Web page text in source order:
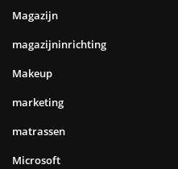
Magazijn
magazijninrichting
Makeup
marketing
matrassen
Microsoft